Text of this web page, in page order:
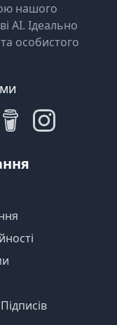
нашого
AI. Ідеально
особистого